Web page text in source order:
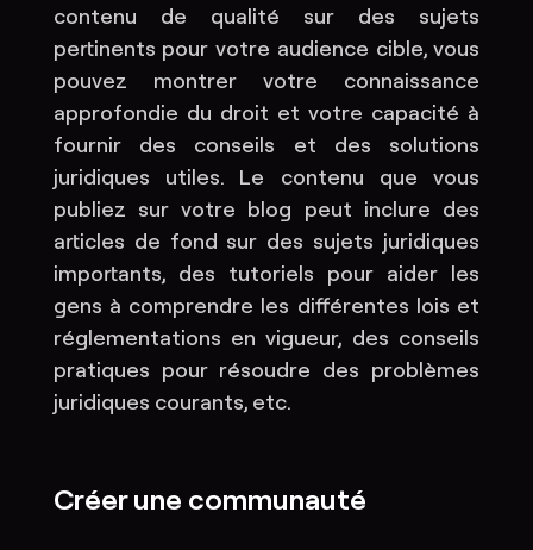
contenu de qualité sur des sujets
pertinents pour votre audience cible, vous
pouvez montrer votre connaissance
approfondie du droit et votre capacité à
fournir des conseils et des solutions
juridiques utiles. Le contenu que vous
publiez sur votre blog peut inclure des
articles de fond sur des sujets juridiques
importants, des tutoriels pour aider les
gens à comprendre les différentes lois et
réglementations en vigueur, des conseils
pratiques pour résoudre des problèmes
juridiques courants, etc.
Créer une communauté